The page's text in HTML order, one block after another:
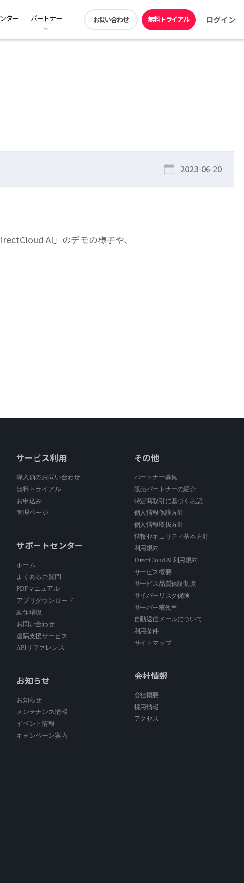
ター パートナー お問い合わせ 無料トライアル ログイン
ョン DirectCloud ドライブ
ン ストレージ階層化の料金プラン
ユーザー機能
動画コンテンツ
アプリダウンロード
販売パートナー募集
2023-06-20
AI」のデモの様子や、
サービス利用
導入前のお問い合わせ
無料トライアル
お申込み
管理ページ
サポートセンター
ホーム
よくあるご質問
PDFマニュアル
アプリダウンロード
動作環境
お問い合わせ
遠隔支援サービス
APIリファレンス
お知らせ
お知らせ
メンテナンス情報
イベント情報
キャンペーン案内
その他
パートナー募集
販売パートナーの紹介
特定商取引に基づく表記
個人情報保護方針
個人情報取扱方針
情報セキュリティ基本方針
利用規約
DirectCloud AI 利用規約
サービス概要
サービス品質保証制度
サイバーリスク保険
サーバー稼働率
自動返信メールについて
利用条件
サイトマップ
会社情報
会社概要
採用情報
アクセス